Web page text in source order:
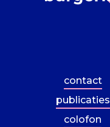
contact
publicaties
colofon